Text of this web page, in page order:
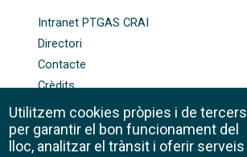
Intranet PTGAS CRAI
Directori
Contacte
Crèdits
Mapa web
Política de galetes
Utilitzem cookies pròpies i de tercers
per garantir el bon funcionament del
lloc, analitzar el trànsit i oferir serveis